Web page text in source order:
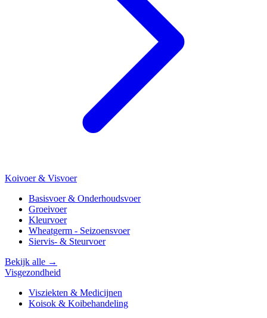
Koivoer & Visvoer
Basisvoer & Onderhoudsvoer
Groeivoer
Kleurvoer
Wheatgerm - Seizoensvoer
Siervis- & Steurvoer
Bekijk alle →
Visgezondheid
Visziekten & Medicijnen
Koisok & Koibehandeling